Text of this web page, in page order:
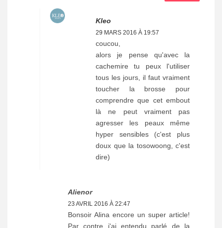
Kleo
29 MARS 2016 À 19:57
coucou,
alors je pense qu'avec la
cachemire tu peux l'utiliser
tous les jours, il faut vraiment
toucher la brosse pour
comprendre que cet embout
là ne peut vraiment pas
agresser les peaux même
hyper sensibles (c'est plus
doux que la tosowoong, c'est
dire)
Alienor
23 AVRIL 2016 À 22:47
Bonsoir Alina encore un super article!
Par contre j'ai entendu parlé de la